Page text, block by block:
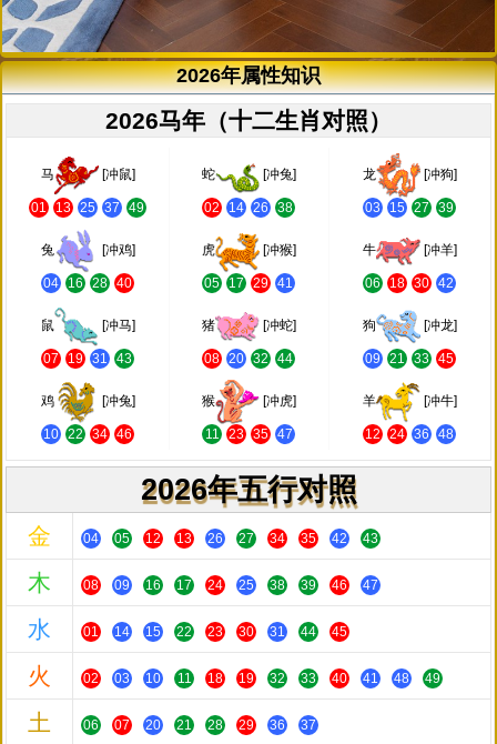
2026年属性知识
2026马年（十二生肖对照）
马 [冲鼠]
01 13 25 37 49
蛇 [冲兔]
02 14 26 38
龙 [冲狗]
03 15 27 39
兔 [冲鸡]
04 16 28 40
虎 [冲猴]
05 17 29 41
牛 [冲羊]
06 18 30 42
鼠 [冲马]
07 19 31 43
猪 [冲蛇]
08 20 32 44
狗 [冲龙]
09 21 33 45
鸡 [冲兔]
10 22 34 46
猴 [冲虎]
11 23 35 47
羊 [冲牛]
12 24 36 48
2026年五行对照
金 04 05 12 13 26 27 34 35 42 43
木 08 09 16 17 24 25 38 39 46 47
水 01 14 15 22 23 30 31 44 45
火 02 03 10 11 18 19 32 33 40 41 48 49
土 06 07 20 21 28 29 36 37